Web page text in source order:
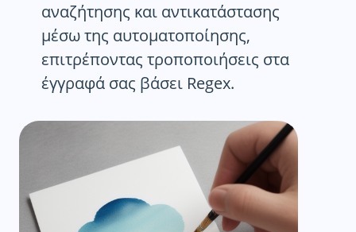
αναζήτησης και αντικατάστασης
μέσω της αυτοματοποίησης,
επιτρέποντας τροποποιήσεις στα
έγγραφά σας βάσει Regex.